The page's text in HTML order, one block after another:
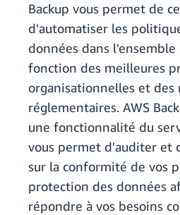
Backup vous permet de
d'automatiser les
données dans l'ensemble
fonction des meilleures
organisationnelles et des
réglementaires. AWS
une fonctionnalité du
vous permet d'auditer et
sur la conformité de vos
protection des données
répondre à vos besoins